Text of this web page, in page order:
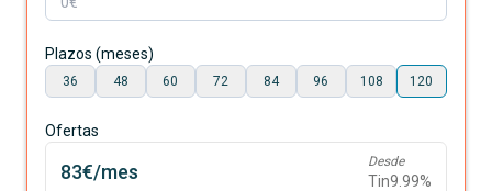
Plazos (meses)
36 48 60 72 84 96 108 120
Ofertas
83€/mes Desde
Tin9.99%